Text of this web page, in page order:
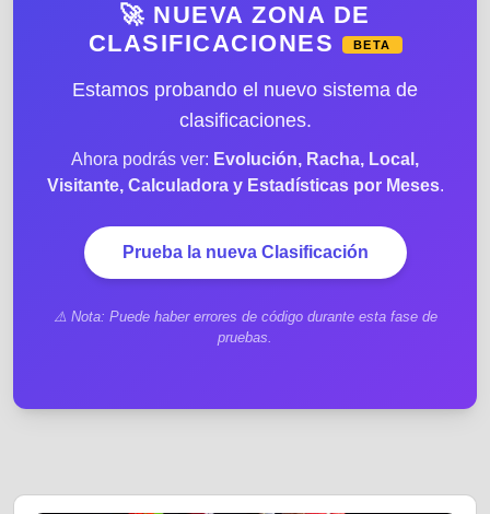
🚀 NUEVA ZONA DE
CLASIFICACIONES
BETA
Estamos probando el nuevo sistema de
clasificaciones.
Ahora podrás ver: Evolución, Racha, Local,
Visitante, Calculadora y Estadísticas por Meses.
Prueba la nueva Clasificación
⚠️ Nota: Puede haber errores de código durante esta fase de
pruebas.